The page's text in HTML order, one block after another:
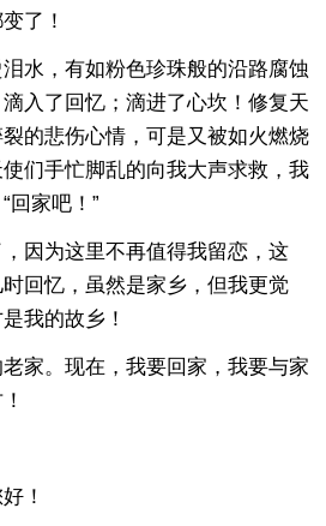
了！
，有如粉色珍珠般的沿路腐蚀
入了回忆；滴进了心坎！修复天
的悲伤心情，可是又被如火燃烧
们手忙脚乱的向我大声求救，我
回家吧！”
为这里不再值得我留恋，这
回忆，虽然是家乡，但我更觉
我的故乡！
。现在，我要回家，我要与家
！